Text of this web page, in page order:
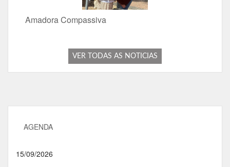
Amadora Compassiva
VER TODAS AS NOTICIAS
AGENDA
15/09/2026